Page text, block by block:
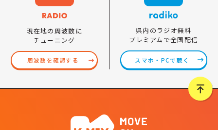
現在地の周波数に
チューニング
周波数を確認する
県内のラジオ無料
プレミアムで全国配信
スマホ・PCで聴く